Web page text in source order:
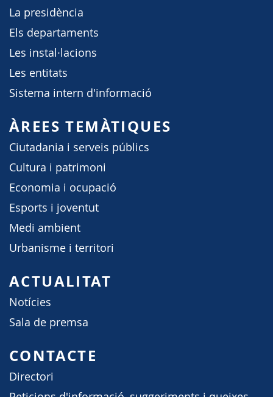
La presidència
Els departaments
Les instal·lacions
Les entitats
Sistema intern d'informació
ÀREES TEMÀTIQUES
Ciutadania i serveis públics
Cultura i patrimoni
Economia i ocupació
Esports i joventut
Medi ambient
Urbanisme i territori
ACTUALITAT
Notícies
Sala de premsa
CONTACTE
Directori